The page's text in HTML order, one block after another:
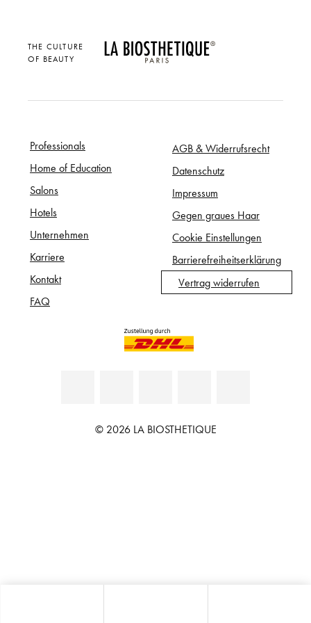
THE CULTURE
OF BEAUTY
Professionals
Home of Education
Salons
Hotels
Unternehmen
Karriere
Kontakt
FAQ
AGB & Widerrufsrecht
Datenschutz
Impressum
Gegen graues Haar
Cookie Einstellungen
Barrierefreiheitserklärung
Vertrag widerrufen
© 2026 LA BIOSTHETIQUE